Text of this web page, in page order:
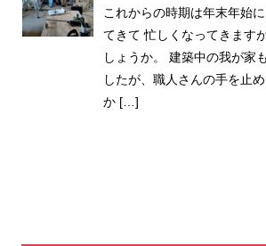
これからの時期は年末年始
てきて 忙しくなってきます
しょうか。 建築中の我が家
したが、職人さんの手を止
か […]